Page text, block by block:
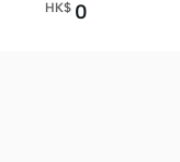
HK$ 0